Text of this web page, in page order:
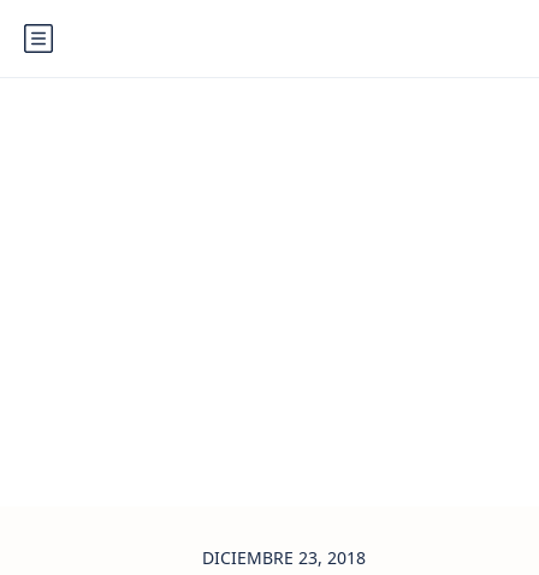
DICIEMBRE 23, 2018